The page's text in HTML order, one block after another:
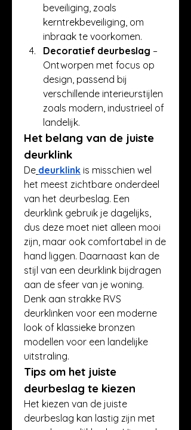
beveiliging, zoals
kerntrekbeveiliging, om
inbraak te voorkomen.
Decoratief deurbeslag –
Ontworpen met focus op
design, passend bij
verschillende interieurstijlen
zoals modern, industrieel of
landelijk.
Het belang van de juiste
deurklink
De deurklink is misschien wel
het meest zichtbare onderdeel
van het deurbeslag. Een
deurklink gebruik je dagelijks,
dus deze moet niet alleen mooi
zijn, maar ook comfortabel in de
hand liggen. Daarnaast kan de
stijl van een deurklink bijdragen
aan de sfeer van je woning.
Denk aan strakke RVS
deurklinken voor een moderne
look of klassieke bronzen
modellen voor een landelijke
uitstraling.
Tips om het juiste
deurbeslag te kiezen
Het kiezen van de juiste
deurbeslag kan lastig zijn met